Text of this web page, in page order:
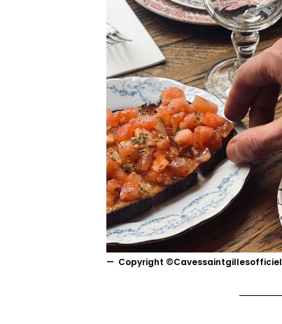
Copyright ©Cavessaintgillesofficiel